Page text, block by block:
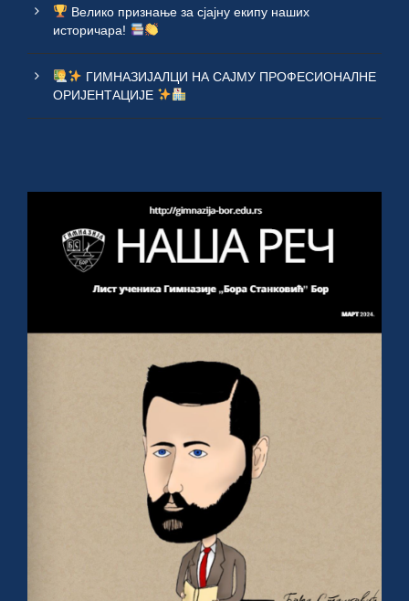
Велико признање за сјајну екипу наших
историчара!
ГИМНАЗИЈАЛЦИ НА САЈМУ ПРОФЕСИОНАЛНЕ
ОРИЈЕНТАЦИЈЕ